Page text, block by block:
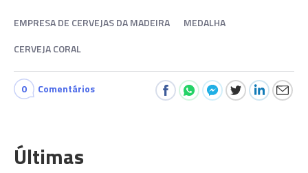
EMPRESA DE CERVEJAS DA MADEIRA
MEDALHA
CERVEJA CORAL
0 Comentários
Últimas